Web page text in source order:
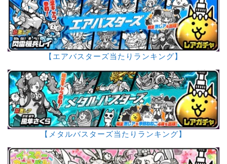
【エアバスターズ当たりランキング】
【メタルバスターズ当たりランキング】